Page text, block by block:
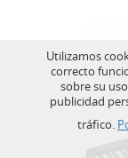
Utilizamos
correcto
sobre su
publicidad
tráfico.